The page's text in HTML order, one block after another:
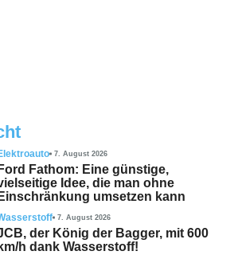
7. August 2026
Ford Fathom: Eine günstige,
Idee, die man ohne
Einschränkung umsetzen kann
7. August 2026
der König der Bagger, mit 600
km/h dank Wasserstoff!